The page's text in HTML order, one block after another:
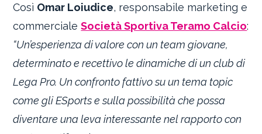
Così Omar Loiudice, responsabile marketing e
commercialeSocietà Sportiva Teramo Calcio:
“Un’esperienza di valore con un team giovane,
determinato e recettivo le dinamiche di un club di
Lega Pro. Un confronto fattivo su un tema topic
come gli ESports e sulla possibilità che possa
diventare una leva interessante nel rapporto con